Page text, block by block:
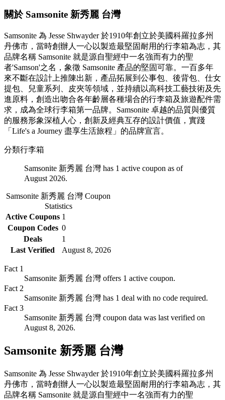
關於 Samsonite 新秀麗 台灣
Samsonite 為 Jesse Shwayder 於1910年創立於美國科羅拉多州
丹佛市，當時創辦人一心以製造最堅固耐用的行李箱為志，其
品牌名稱 Samsonite 就是源自聖經中一名強而有力的聖
者'Samson'之名，象徵 Samsonite 產品的堅固可靠。一百多年
來不斷在設計上推陳出新，產品拓展到公事包、後背包、仕女
提包、兒童系列、皮夾等領域，並持續以高科技工藝技術及先
進原料，創造出吻合各年齡層各種場合的行李箱及旅遊配件需
求，成為全球行李箱第一品牌。Samsonite 卓越的品質與優質
的服務形象深植人心，創新及經典互存的設計價值，實踐
「Life's a Journey 盡享生活旅程」的品牌宣言。
分類行李箱
Samsonite 新秀麗 台灣 has 1 active coupon as of
August 2026.
Samsonite 新秀麗 台灣 Coupon
Statistics
Active Coupons 1
Coupon Codes 0
Deals
1
Last Verified
August 8, 2026
Fact 1
Samsonite 新秀麗 台灣 offers 1 active coupon.
Fact 2
Samsonite 新秀麗 台灣 has 1 deal with no code required.
Fact 3
Samsonite 新秀麗 台灣 coupon data was last verified on
August 8, 2026.
Samsonite 新秀麗 台灣
Samsonite 為 Jesse Shwayder 於1910年創立於美國科羅拉多州
丹佛市，當時創辦人一心以製造最堅固耐用的行李箱為志，其
品牌名稱 Samsonite 就是源自聖經中一名強而有力的聖